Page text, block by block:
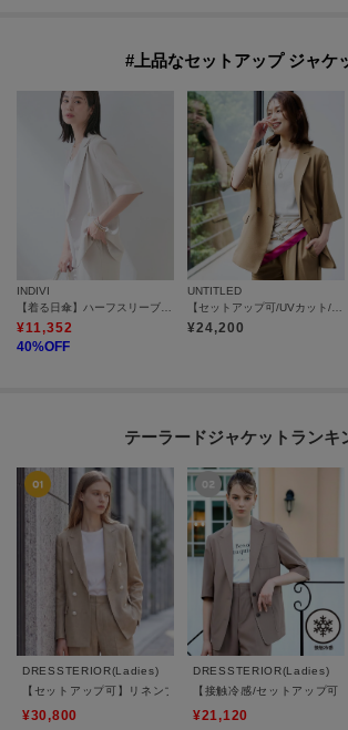
#上品なセットアップ ジャケ
INDIVI
¥11,352
40%OFF
UNTITLED
¥24,200
テーラードジャケットランキ
DRESSTERIOR(Ladies)
【セットアップ可】リネンブレンドダブルブレストジャケット
¥30,800
DRESSTERIOR(Ladies)
【接触冷感/セットアップ
¥21,120